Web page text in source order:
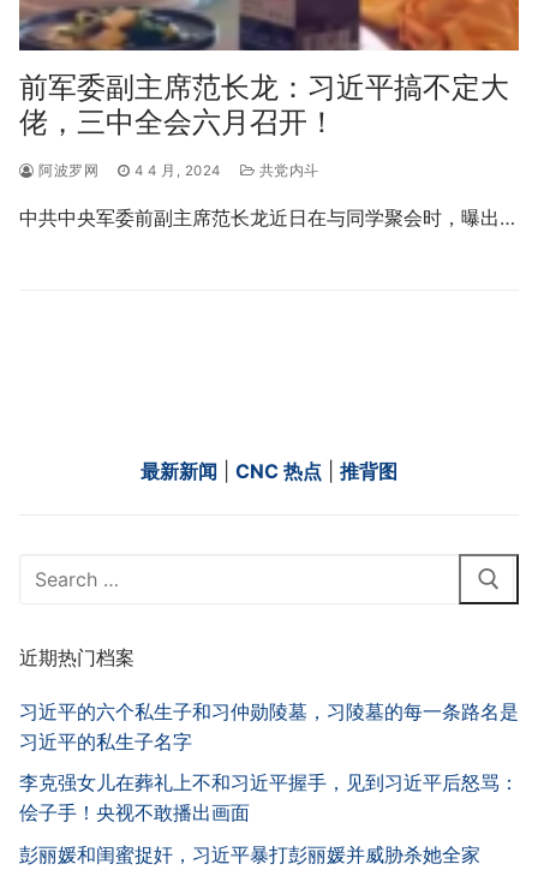
前军委副主席范长龙：习近平搞不定大
佬，三中全会六月召开！
阿波罗网 4 4 月, 2024 共党内斗
中共中央军委前副主席范长龙近日在与同学聚会时，曝出…
最新新闻 CNC 热点 推背图
Search
近期热门档案
习近平的六个私生子和习仲勋陵墓，习陵墓的每一条路名是
习近平的私生子名字
李克强女儿在葬礼上不和习近平握手，见到习近平后怒骂：
侩子手！央视不敢播出画面
彭丽媛和闺蜜捉奸，习近平暴打彭丽媛并威胁杀她全家